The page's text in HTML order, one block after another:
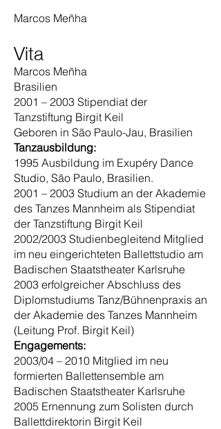
Marcos Meñha
Vita
Marcos Meñha
Brasilien
2001 – 2003 Stipendiat der
Tanzstiftung Birgit Keil
Geboren in São Paulo-Jau, Brasilien
Tanzausbildung:
1995 Ausbildung im Exupéry Dance
Studio, São Paulo, Brasilien.
2001 – 2003 Studium an der Akademie
des Tanzes Mannheim als Stipendiat
der Tanzstiftung Birgit Keil
2002/2003 Studienbegleitend Mitglied
im neu eingerichteten Ballettstudio am
Badischen Staatstheater Karlsruhe
2003 erfolgreicher Abschluss des
Diplomstudiums Tanz/Bühnenpraxis an
der Akademie des Tanzes Mannheim
(Leitung Prof. Birgit Keil)
Engagements:
2003/04 – 2010 Mitglied im neu
formierten Ballettensemble am
Badischen Staatstheater Karlsruhe
2005 Ernennung zum Solisten durch
Ballettdirektorin Birgit Keil